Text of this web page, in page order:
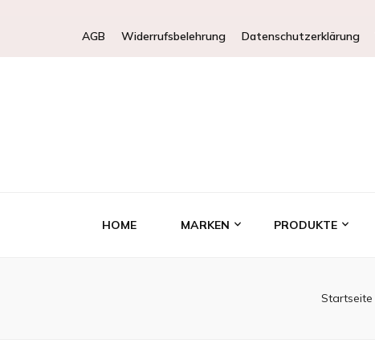
AGB Widerrufsbelehrung Datenschutzerklärung
HOME MARKEN PRODUKTE
Startseite